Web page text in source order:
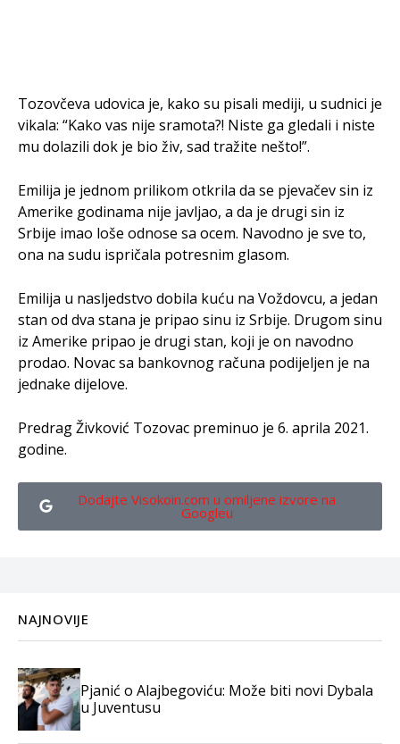
Tozovčeva udovica je, kako su pisali mediji, u sudnici je
vikala: “Kako vas nije sramota?! Niste ga gledali i niste
mu dolazili dok je bio živ, sad tražite nešto!”.
Emilija je jednom prilikom otkrila da se pjevačev sin iz
Amerike godinama nije javljao, a da je drugi sin iz
Srbije imao loše odnose sa ocem. Navodno je sve to,
ona na sudu ispričala potresnim glasom.
Emilija u nasljedstvo dobila kuću na Voždovcu, a jedan
stan od dva stana je pripao sinu iz Srbije. Drugom sinu
iz Amerike pripao je drugi stan, koji je on navodno
prodao. Novac sa bankovnog računa podijeljen je na
jednake dijelove.
Predrag Živković Tozovac preminuo je 6. aprila 2021.
godine.
Dodajte Visokoin.com u omiljene izvore na
Googleu
NAJNOVIJE
Pjanić o Alajbegoviću: Može biti novi Dybala
u Juventusu